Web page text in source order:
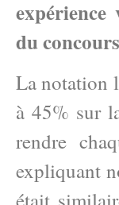
du
La notation
à 45% sur
rendre
expliquant